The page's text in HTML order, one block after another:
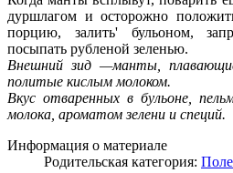
дуршлагом и осторожно
порцию, залить' бульоном,
посыпать рубленой зеленью.
Внешний зид —манты,
политые кислым молоком.
Вкус отваренных в бульоне,
молока, ароматом зелени и специй.
Информация о материале
Родительская категория: